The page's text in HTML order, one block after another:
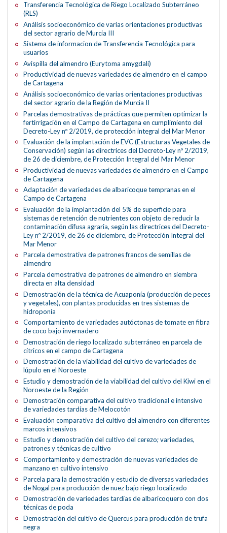
Transferencia Tecnológica de Riego Localizado Subterráneo
(RLS)
Análisis socioeconómico de varias orientaciones productivas
del sector agrario de Murcia III
Sistema de informacion de Transferencia Tecnológica para
usuarios
Avispilla del almendro (Eurytoma amygdali)
Productividad de nuevas variedades de almendro en el campo
de Cartagena
Análisis socioeconómico de varias orientaciones productivas
del sector agrario de la Región de Murcia II
Parcelas demostrativas de prácticas que permiten optimizar la
fertirrigación en el Campo de Cartagena en cumplimiento del
Decreto-Ley nº 2/2019, de protección integral del Mar Menor
Evaluación de la implantación de EVC (Estructuras Vegetales de
Conservación) según las directrices del Decreto-Ley nº 2/2019,
de 26 de diciembre, de Protección Integral del Mar Menor
Productividad de nuevas variedades de almendro en el Campo
de Cartagena
Adaptación de variedades de albaricoque tempranas en el
Campo de Cartagena
Evaluación de la implantación del 5% de superficie para
sistemas de retención de nutrientes con objeto de reducir la
contaminación difusa agraria, según las directrices del Decreto-
Ley nº 2/2019, de 26 de diciembre, de Protección Integral del
Mar Menor
Parcela demostrativa de patrones francos de semillas de
almendro
Parcela demostrativa de patrones de almendro en siembra
directa en alta densidad
Demostración de la técnica de Acuaponía (producción de peces
y vegetales), con plantas producidas en tres sistemas de
hidroponía
Comportamiento de variedades autóctonas de tomate en fibra
de coco bajo invernadero
Demostración de riego localizado subterráneo en parcela de
cítricos en el campo de Cartagena
Demostración de la viabilidad del cultivo de variedades de
lúpulo en el Noroeste
Estudio y demostración de la viabilidad del cultivo del Kiwi en el
Noroeste de la Región
Demostración comparativa del cultivo tradicional e intensivo
de variedades tardías de Melocotón
Evaluación comparativa del cultivo del almendro con diferentes
marcos intensivos
Estudio y demostración del cultivo del cerezo; variedades,
patrones y técnicas de cultivo
Comportamiento y demostración de nuevas variedades de
manzano en cultivo intensivo
Parcela para la demostración y estudio de diversas variedades
de Nogal para producción de nuez bajo riego localizado
Demostración de variedades tardías de albaricoquero con dos
técnicas de poda
Demostración del cultivo de Quercus para producción de trufa
negra